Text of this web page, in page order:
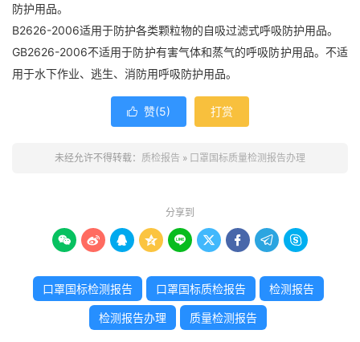
防护用品。
B2626-2006适用于防护各类颗粒物的自吸过滤式呼吸防护用品。
GB2626-2006不适用于防护有害气体和蒸气的呼吸防护用品。不适
用于水下作业、逃生、消防用呼吸防护用品。
 赞(5) 打赏
未经允许不得转载： 质检报告 » 口罩国标质量检测报告办理
分享到
        
口罩国标检测报告 口罩国标质检报告 检测报告
检测报告办理 质量检测报告